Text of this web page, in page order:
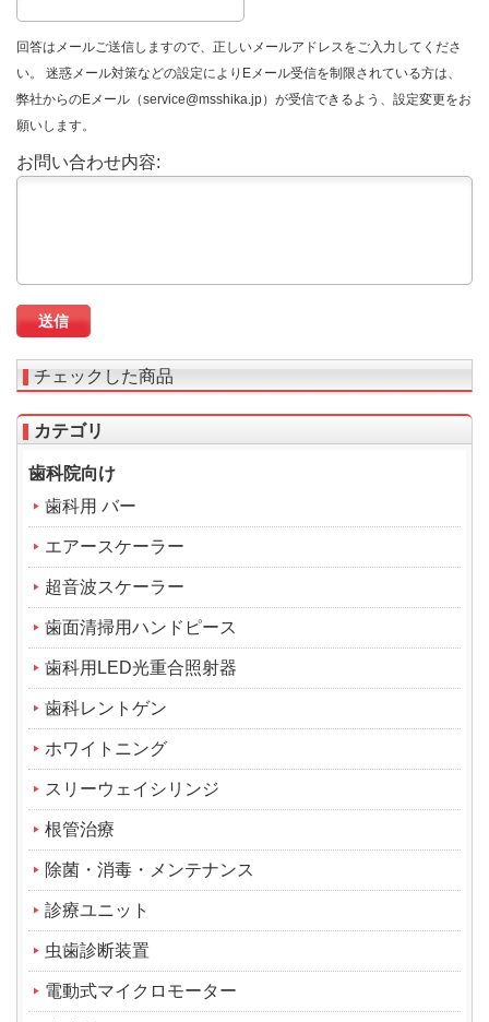
回答はメールご送信しますので、正しいメールアドレスをご入力してくださ
い。 迷惑メール対策などの設定によりEメール受信を制限されている方は、
弊社からのEメール（service@msshika.jp）が受信できるよう、設定変更をお
願いします。
お問い合わせ内容:
チェックした商品
カテゴリ
歯科院向け
歯科用 バー
エアースケーラー
超音波スケーラー
歯面清掃用ハンドピース
歯科用LED光重合照射器
歯科レントゲン
ホワイトニング
スリーウェイシリンジ
根管治療
除菌・消毒・メンテナンス
診療ユニット
虫歯診断装置
電動式マイクロモーター